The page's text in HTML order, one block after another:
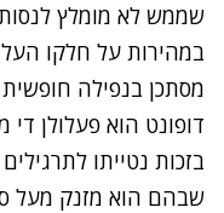
שממש לא מומלץ
במהירות על חלקו
מסתכן בנפילה
דופונט הוא פעלולן די
בזכות נטייתו
שבהם הוא מזנק מעל